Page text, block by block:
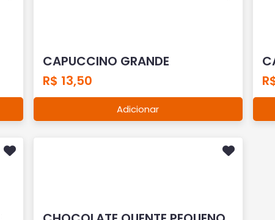
CAPUCCINO GRANDE
R$ 13,50
Adicionar